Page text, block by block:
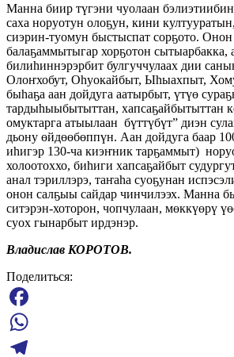
Манна биир түгэни чуолаан
саха норуотун олоҕун, кини
сиэрин-туомун быстыспат сорҕото.
балаҕаммытыгар хорҕотон сытыарбакка,
билиһиннэрэрбит булгуччулаах дии
Олоҥхобут, Оһуокайбыт, Ыһыахпыт,
быһаҕа аан дойдуга аатырбыт, үтүө
тардыһыыбытыттан, хапсаҕайбытыттан
омуктарга атыылаан бүттүбүт” диэн
дьону өйдөөбөппүн. Аан дойдуга баар
иһигэр 130-ча киэҥник тарҕаммыт)
холоотоххо, биһиги хапсаҕайбыт
анал тэриллэрэ, таҥаһа суоҕунан
онон салҕыы сайдар чинчилээх. Манна
ситэрэн-хоторон, чопчулаан, мөккүөрү
суох гынарбыт ирдэнэр.
Владислав КОРОТОВ.
Поделиться:
Facebook
WhatsApp